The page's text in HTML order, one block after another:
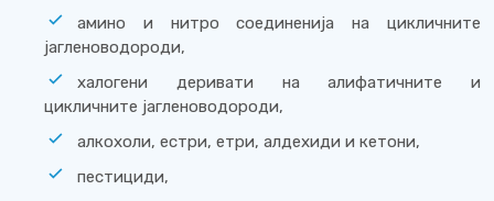
амино и нитро соединенија на цикличните
јагленоводороди,
халогени деривати на алифатичните и
цикличните јагленоводороди,
алкохоли, естри, етри, алдехиди и кетони,
пестициди,